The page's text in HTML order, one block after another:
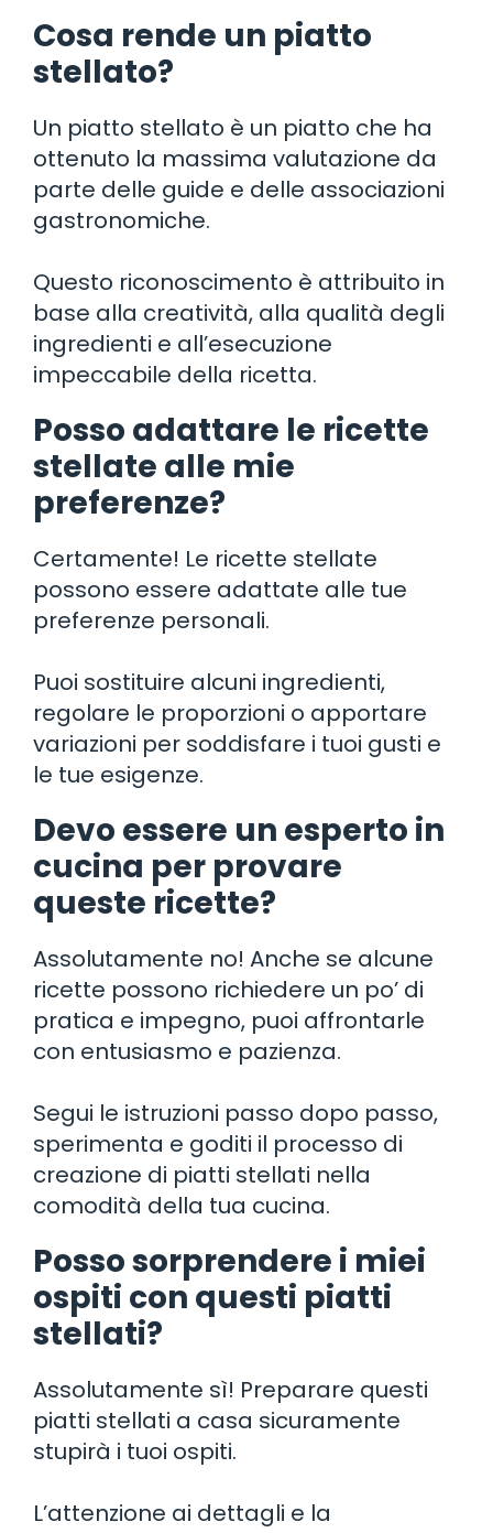
Cosa rende un piatto
stellato?
Un piatto stellato è un piatto che ha
ottenuto la massima valutazione da
parte delle guide e delle associazioni
gastronomiche.
Questo riconoscimento è attribuito in
base alla creatività, alla qualità degli
ingredienti e all’esecuzione
impeccabile della ricetta.
Posso adattare le ricette
stellate alle mie
preferenze?
Certamente! Le ricette stellate
possono essere adattate alle tue
preferenze personali.
Puoi sostituire alcuni ingredienti,
regolare le proporzioni o apportare
variazioni per soddisfare i tuoi gusti e
le tue esigenze.
Devo essere un esperto in
cucina per provare
queste ricette?
Assolutamente no! Anche se alcune
ricette possono richiedere un po’ di
pratica e impegno, puoi affrontarle
con entusiasmo e pazienza.
Segui le istruzioni passo dopo passo,
sperimenta e goditi il processo di
creazione di piatti stellati nella
comodità della tua cucina.
Posso sorprendere i miei
ospiti con questi piatti
stellati?
Assolutamente sì! Preparare questi
piatti stellati a casa sicuramente
stupirà i tuoi ospiti.
L’attenzione ai dettagli e la